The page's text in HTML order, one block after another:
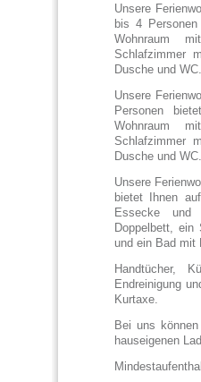
Unsere
bis 4
Wohnraum
Schlafzimmer
Dusche und WC.
Unsere
Personen
Wohnraum
Schlafzimmer
Dusche und WC.
Unsere
bietet Ihnen
Essecke und
Doppelbett,
und ein Bad mit
Handtücher,
Endreinigung
Kurtaxe.
Bei uns
hauseigenen